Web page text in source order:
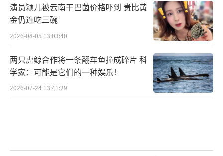
演员颖儿被云南干巴菌价格吓到 贵比黄
金仍连吃三碗
2026-08-05 13:03:40
两只虎鲸合作将一条翻车鱼撞成碎片 科
学家：可能是它们的一种娱乐！
2026-07-24 13:41:29